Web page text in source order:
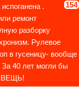
154
.
ремонт
разборку
Рулевое
в гусеницу- вообще
За 40 лет могли бы
ВЕЩЬ!